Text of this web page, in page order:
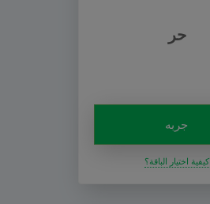
حر
جربه
كيفية اختيار الباقة؟